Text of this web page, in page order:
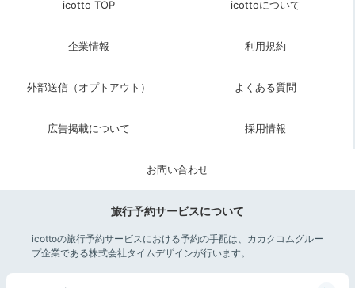
icotto TOP icottoについて
企業情報 利用規約
外部送信（オプトアウト） よくある質問
広告掲載について 採用情報
お問い合わせ
旅行予約サービスについて
icottoの旅行予約サービスにおける予約の手配は、カカクコムグルー
プ企業である株式会社タイムデザインが行います。